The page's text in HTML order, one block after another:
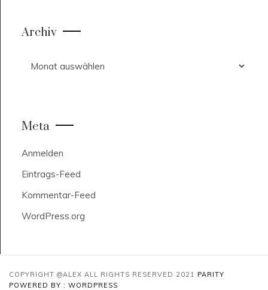
Archiv
Meta
Anmelden
Eintrags-Feed
Kommentar-Feed
WordPress.org
COPYRIGHT @ALEX ALL RIGHTS RESERVED 2021 PARITY
POWERED BY : WORDPRESS